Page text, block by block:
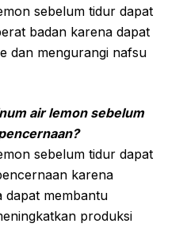
sebelum tidur dapat
badan karena dapat
dan mengurangi nafsu
air lemon sebelum
sebelum tidur dapat
karena
dapat membantu
produksi